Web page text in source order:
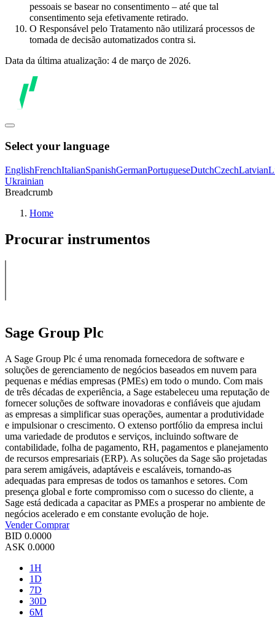
pessoais se basear no consentimento – até que tal
consentimento seja efetivamente retirado.
O Responsável pelo Tratamento não utilizará processos de
tomada de decisão automatizados contra si.
Data da última atualização: 4 de março de 2026.
Select your language
EnglishFrenchItalianSpanishGermanPortugueseDutchCzechLatvian
Ukrainian
Breadcrumb
Home
Procurar instrumentos
Sage Group Plc
A Sage Group Plc é uma renomada fornecedora de software e
soluções de gerenciamento de negócios baseados em nuvem para
pequenas e médias empresas (PMEs) em todo o mundo. Com mais
de três décadas de experiência, a Sage estabeleceu uma reputação de
fornecer soluções de software inovadoras e confiáveis que ajudam
as empresas a simplificar suas operações, aumentar a produtividade
e impulsionar o crescimento. O extenso portfólio da empresa inclui
uma variedade de produtos e serviços, incluindo software de
contabilidade, folha de pagamento, RH, pagamentos e planejamento
de recursos empresariais (ERP). As soluções da Sage são projetadas
para serem amigáveis, adaptáveis e escaláveis, tornando-as
adequadas para empresas de todos os tamanhos e setores. Com
presença global e forte compromisso com o sucesso do cliente, a
Sage está dedicada a capacitar as PMEs a prosperar no ambiente de
negócios acelerado e em constante evolução de hoje.
VenderComprar
BID 0.0000
ASK 0.0000
1H
1D
7D
30D
6M